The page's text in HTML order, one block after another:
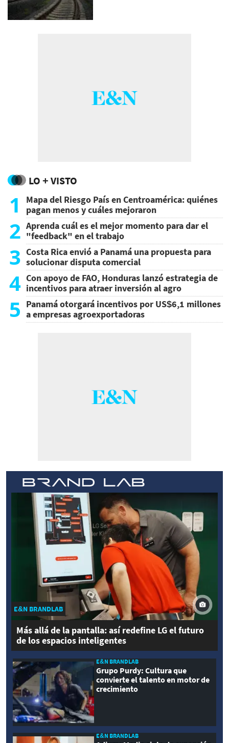
LO + VISTO
1
Mapa del Riesgo País en Centroamérica: quiénes
pagan menos y cuáles mejoraron
2 Aprenda cuál es el mejor momento para dar el
"feedback" en el trabajo
3 Costa Rica envió a Panamá una propuesta para
solucionar disputa comercial
4 Con apoyo de FAO, Honduras lanzó estrategia de
incentivos para atraer inversión al agro
5 Panamá otorgará incentivos por US$6,1 millones
a empresas agroexportadoras
E&N BRANDLAB
Más allá de la pantalla: así redefine LG el futuro
de los espacios inteligentes
E&N BRANDLAB
Grupo Purdy: Cultura que
convierte el talento en motor de
crecimiento
E&N BRANDLAB